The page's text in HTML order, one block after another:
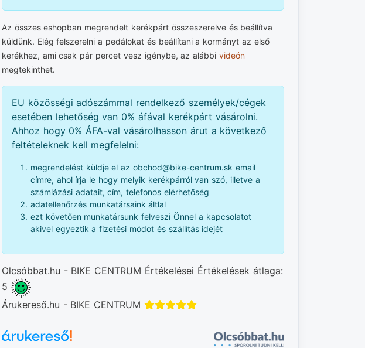
Az összes eshopban megrendelt kerékpárt összeszerelve és beállítva
küldünk. Elég felszerelni a pedálokat és beállítani a kormányt az első
kerékhez, ami csak pár percet vesz igénybe, az alábbivideón
megtekinthet.
EU közösségi adószámmal rendelkező személyek/cégek
esetében lehetőség van 0% áfával kerékpárt vásárolni.
Ahhoz hogy 0% ÁFA-val vásárolhasson árut a következő
feltételeknek kell megfelelni:
megrendelést küldje el az obchod@bike-centrum.sk email
címre, ahol írja le hogy melyik kerékpárról van szó, illetve a
számlázási adatait, cím, telefonos elérhetőség
adatellenőrzés munkatársaink áltlal
ezt követően munkatársunk felveszi Önnel a kapcsolatot
akivel egyeztik a fizetési módot és szállítás idejét
Olcsóbbat.hu - BIKE CENTRUM Értékelései Értékelések átlaga:
5
Árukereső.hu - BIKE CENTRUM